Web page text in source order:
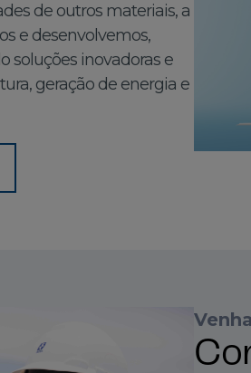
de outros materiais, a
e desenvolvemos,
soluções inovadoras e
geração de energia e